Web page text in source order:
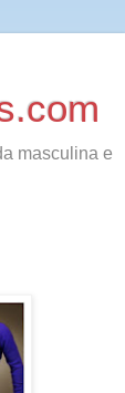
masculina e